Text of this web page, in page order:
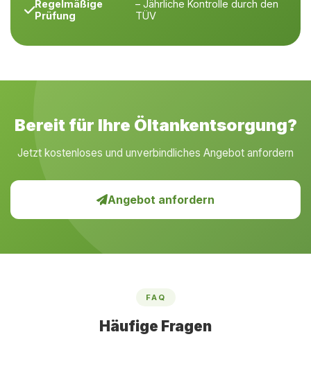
Regelmäßige
Prüfung
– Jährliche Kontrolle durch den
TÜV
Bereit für Ihre Öltankentsorgung?
Jetzt kostenloses und unverbindliches Angebot anfordern
Angebot anfordern
FAQ
Häufige Fragen